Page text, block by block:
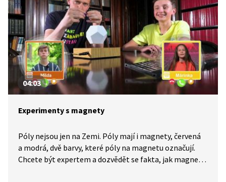
04:03
Experimenty s magnety
Póly nejsou jen na Zemi. Póly mají i magnety, červená
a modrá, dvě barvy, které póly na magnetu označují.
Chcete být expertem a dozvědět se fakta, jak magnety